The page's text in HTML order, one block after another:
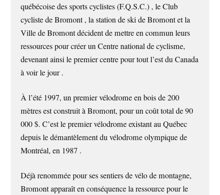
québécoise des sports cyclistes (F.Q.S.C.) , le Club
cycliste de Bromont , la station de ski de Bromont et la
Ville de Bromont décident de mettre en commun leurs
ressources pour créer un Centre national de cyclisme,
devenant ainsi le premier centre pour tout l’est du Canada
à voir le jour .
À l’été 1997, un premier vélodrome en bois de 200
mètres est construit à Bromont, pour un coût total de 90
000 $. C’est le premier vélodrome existant au Québec
depuis le démantèlement du vélodrome olympique de
Montréal, en 1987 .
Déjà renommée pour ses sentiers de vélo de montagne,
Bromont apparaît en conséquence la ressource pour le